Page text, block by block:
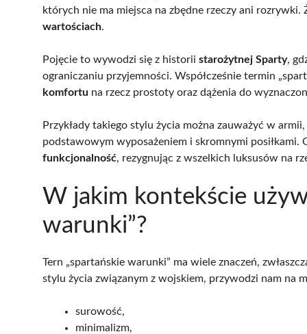
których nie ma miejsca na zbędne rzeczy ani
wartościach.
Pojęcie to wywodzi się z historii starożytnej Sparty,
ograniczaniu przyjemności. Współcześnie termin
komfortu na rzecz prostoty oraz dążenia do
Przykłady takiego stylu życia można zauważyć w
podstawowym wyposażeniem i skromnymi
funkcjonalność, rezygnując z wszelkich luksusów na
W jakim kontekście
warunki”?
Tern „spartańskie warunki” ma wiele znaczeń,
stylu życia związanym z wojskiem, przywodzi nam na
surowość,
minimalizm,